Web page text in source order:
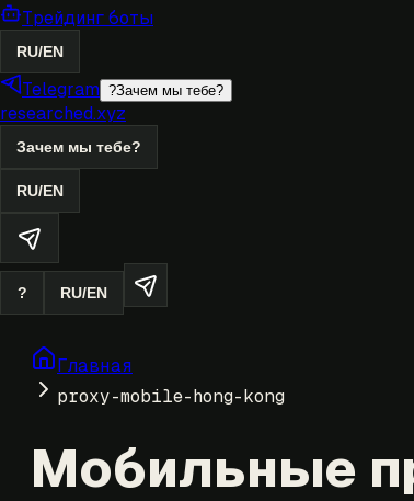
Трейдинг боты
RU/EN
Telegram ?Зачем мы тебе?
researched.xyz
Зачем мы тебе?
RU/EN
? RU/EN
Главная
proxy-mobile-hong-kong
Мобильные